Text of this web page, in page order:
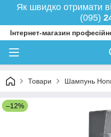
Як швидко отримати
(095)
Інтернет-магазин
Товари Шампунь
–12%